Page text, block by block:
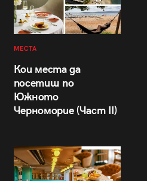
МЕСТА
Кои места да
посетиш по
Южното
Черноморие (Част II)